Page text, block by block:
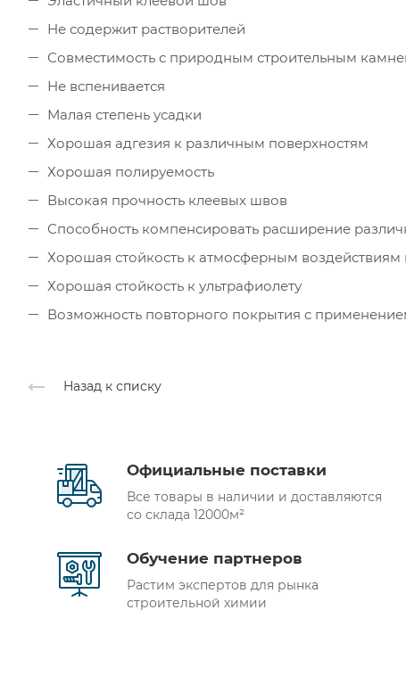
Не содержит растворителей
Совместимость с природным строительным
Не вспенивается
Малая степень усадки
Хорошая адгезия к различным поверхностям
Хорошая полируемость
Высокая прочность клеевых швов
Способность компенсировать расширение
Хорошая стойкость к атмосферным
Хорошая стойкость к ультрафиолету
Возможность повторного покрытия с
Назад к списку
Официальные поставки
Все товары в наличии и доставляются
со склада 12000м²
Обучение партнеров
Растим экспертов для рынка
строительной химии